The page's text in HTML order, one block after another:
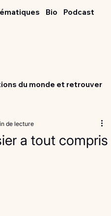
Podcast
Bio
du monde et retrouver
a tout compris
de lecture